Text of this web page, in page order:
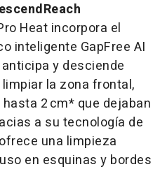
Heat incorpora el
inteligente GapFree AI
y desciende
la zona frontal,
2 cm* que dejaban
a su tecnología de
una limpieza
en esquinas y bordes